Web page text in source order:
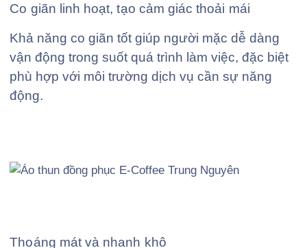
Co giãn linh hoạt, tạo cảm giác thoải mái
Khả năng co giãn tốt giúp người mặc dễ dàng
vận động trong suốt quá trình làm việc, đặc biệt
phù hợp với môi trường dịch vụ cần sự năng
động.
Thoáng mát và nhanh khô